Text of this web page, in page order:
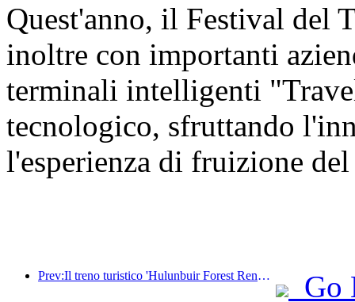
Quest'anno, il Festival del
inoltre con importanti
terminali intelligenti
tecnologico, sfruttando
l'esperienza di fruizione
Prev:Il treno turistico 'Hulunbuir Forest Rendezvous - Daxinganling Express - Starlight Train - Tianyi Journey' effettua il suo viaggio inaugurale.
Go